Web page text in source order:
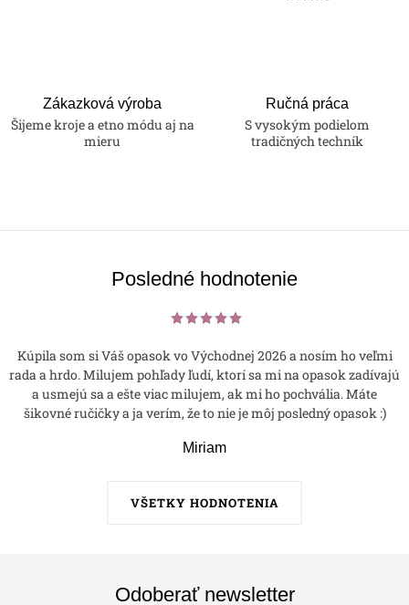
Zákazková výroba
Šijeme kroje a etno módu aj na
mieru
Ručná práca
S vysokým podielom
tradičných techník
Posledné hodnotenie
VŠETKY HODNOTENIA
Kúpila som si Váš opasok vo Východnej 2026 a nosím ho veľmi
rada a hrdo. Milujem pohľady ľudí, ktorí sa mi na opasok zadívajú
a usmejú sa a ešte viac milujem, ak mi ho pochvália. Máte
šikovné ručičky a ja verím, že to nie je môj posledný opasok :)
Miriam
Odoberať newsletter